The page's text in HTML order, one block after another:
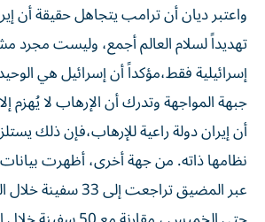
واعتبر ديان أن ترامب يتجاهل حقيقة أن
تهديداً لسلام العالم أجمع، وليست مجرد
إسرائيلية فقط،مؤكداً أن إسرائيل هي
جبهة المواجهة وتدرك أن الإرهاب لا يُهزم
أن إيران دولة راعية للإرهاب،فإن ذلك
نظامها ذاته. من جهة أخرى، أظهرت
عبر المضيق تراجعت